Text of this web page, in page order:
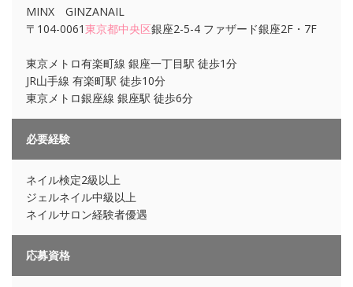
MINX GINZANAIL
〒104-0061東京都中央区銀座2-5-4 ファザード銀座2F・7F
東京メトロ有楽町線 銀座一丁目駅 徒歩1分
JR山手線 有楽町駅 徒歩10分
東京メトロ銀座線 銀座駅 徒歩6分
必要経験
ネイル検定2級以上
ジェルネイル中級以上
ネイルサロン経験者優遇
応募資格